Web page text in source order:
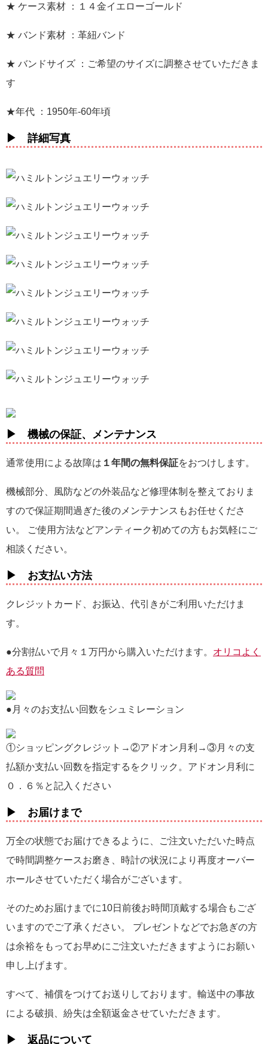
★ ケース素材 ：１４金イエローゴールド
★ バンド素材 ：革紐バンド
★ バンドサイズ ：ご希望のサイズに調整させていただきま
す
★年代 ：1950年-60年頃
▶ 詳細写真
▶ 機械の保証、メンテナンス
通常使用による故障は １年間の無料保証をおつけします。
機械部分、風防などの外装品など修理体制を整えておりま
すので保証期間過ぎた後のメンテナンスもお任せくださ
い。 ご使用方法などアンティーク初めての方もお気軽にご
相談ください。
▶ お支払い方法
クレジットカード、お振込、代引きがご利用いただけま
す。
●分割払いで月々１万円から購入いただけます。 オリコよく
ある質問
●月々のお支払い回数をシュミレーション
①ショッピングクレジット→②アドオン月利→③月々の支
払額か支払い回数を指定するをクリック。アドオン月利に
０．６％と記入ください
▶ お届けまで
万全の状態でお届けできるように、ご注文いただいた時点
で時間調整ケースお磨き、時計の状況により再度オーバー
ホールさせていただく場合がございます。
そのためお届けまでに10日前後お時間頂戴する場合もござ
いますのでご了承ください。 プレゼントなどでお急ぎの方
は余裕をもってお早めにご注文いただきますようにお願い
申し上げます。
すべて、補償をつけてお送りしております。輸送中の事故
による破損、紛失は全額返金させていただきます。
▶ 返品について